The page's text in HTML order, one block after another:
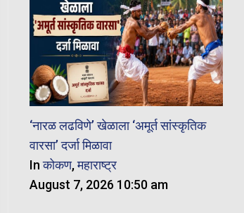
‘नारळ लढविणे’ खेळाला ‘अमूर्त सांस्कृतिक
वारसा’ दर्जा मिळावा
Inकोकण,महाराष्ट्र
August 7, 2026 10:50 am